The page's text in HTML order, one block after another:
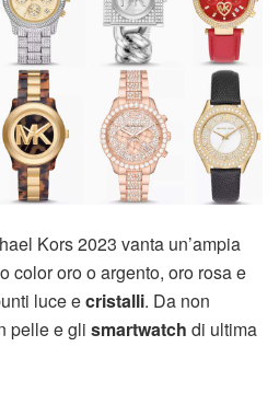
Kors 2023 vanta un’ampia
color oro o argento, oro rosa e
luce ecristalli. Da non
pelle e gli smartwatch di ultima